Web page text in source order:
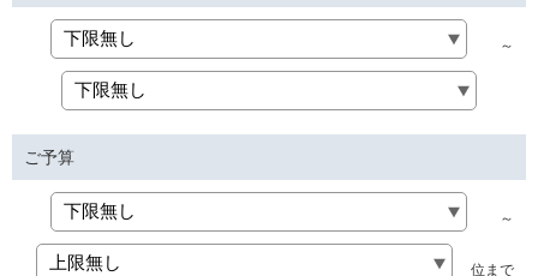
～
ご予算
～
位まで